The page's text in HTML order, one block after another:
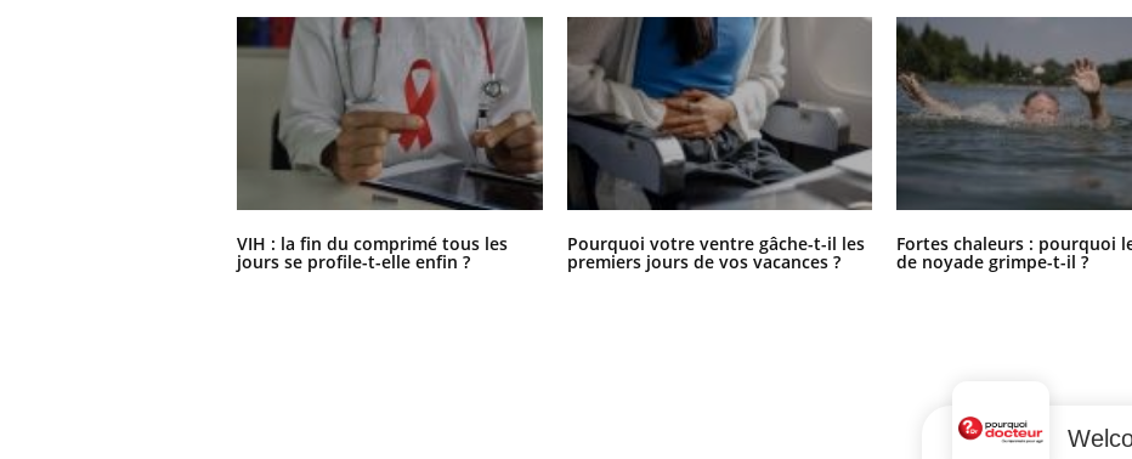
VIH : la fin du comprimé tous les
jours se profile-t-elle enfin ?
Pourquoi votre ventre gâche-t-il les
premiers jours de vos vacances ?
Fortes chaleurs : pourquoi
de noyade grimpe-t-il ?